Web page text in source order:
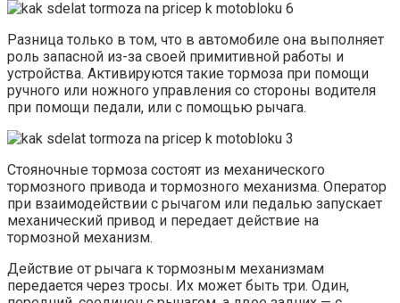
Разница только в том, что в автомобиле она выполняет
роль запасной из-за своей примитивной работы и
устройства. Активируются такие тормоза при помощи
ручного или ножного управления со стороны водителя
при помощи педали, или с помощью рычага.
Стояночные тормоза состоят из механического
тормозного привода и тормозного механизма. Оператор
при взаимодействии с рычагом или педалью запускает
механический привод и передает действие на
тормозной механизм.
Действие от рычага к тормозным механизмам
передается через тросы. Их может быть три. Один,